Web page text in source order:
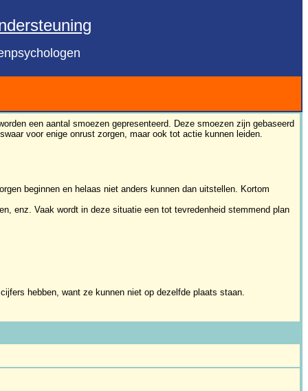
een aantal smoezen gepresenteerd. Deze smoezen zijn gebaseerd
voor enige onrust zorgen, maar ook tot actie kunnen leiden.
beginnen en helaas niet anders kunnen dan uitstellen. Kortom
enz. Vaak wordt in deze situatie een tot tevredenheid stemmend plan
cijfers hebben, want ze kunnen niet op dezelfde plaats staan.